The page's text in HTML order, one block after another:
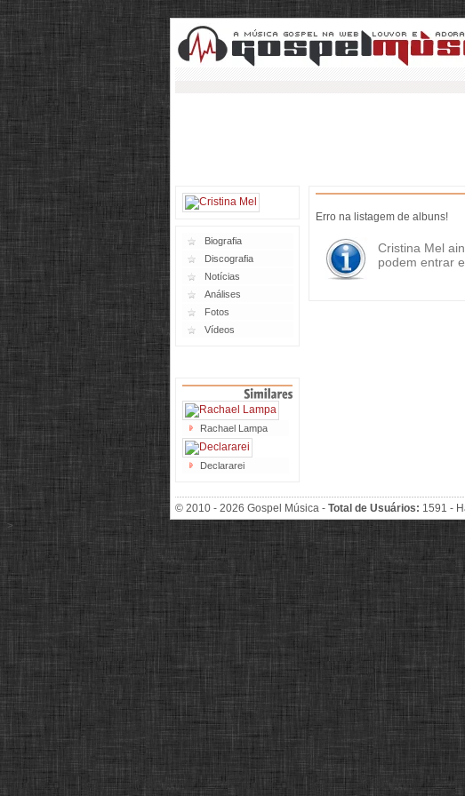
Biografia
Discografia
Notícias
Análises
Fotos
Vídeos
Rachael Lampa
Declararei
Erro na listagem de albuns!
Cristina Mel
podem entrar
© 2010 - 2026 Gospel Música - Total de Usuários: 1591 -
>